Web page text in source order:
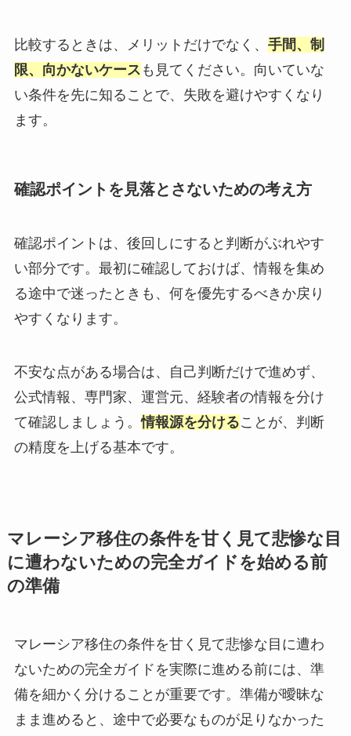
比較するときは、メリットだけでなく、 手間、制
限、向かないケース も見てください。向いていな
い条件を先に知ることで、失敗を避けやすくなり
ます。
確認ポイントを見落とさないための考え方
確認ポイントは、後回しにすると判断がぶれやす
い部分です。最初に確認しておけば、情報を集め
る途中で迷ったときも、何を優先するべきか戻り
やすくなります。
不安な点がある場合は、自己判断だけで進めず、
公式情報、専門家、運営元、経験者の情報を分け
て確認しましょう。情報源を分けることが、判断
の精度を上げる基本です。
マレーシア移住の条件を甘く見て悲惨な目
に遭わないための完全ガイドを始める前
の準備
マレーシア移住の条件を甘く見て悲惨な目に遭わ
ないための完全ガイドを実際に進める前には、準
備を細かく分けることが重要です。準備が曖昧な
まま進めると、途中で必要なものが足りなかった